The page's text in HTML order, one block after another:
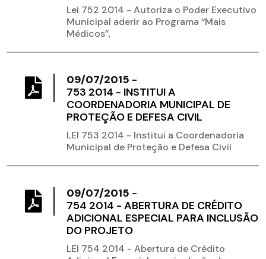
Lei 752 2014 - Autoriza o Poder Executivo
Municipal aderir ao Programa “Mais
Médicos”,
09/07/2015 -
753 2014 - INSTITUI A
COORDENADORIA MUNICIPAL DE
PROTEÇÃO E DEFESA CIVIL
LEI 753 2014 - Institui a Coordenadoria
Municipal de Proteção e Defesa Civil
09/07/2015 -
754 2014 - ABERTURA DE CRÉDITO
ADICIONAL ESPECIAL PARA INCLUSÃO
DO PROJETO
LEI 754 2014 - Abertura de Crédito